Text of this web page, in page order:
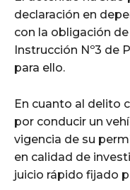
declaración en
con la obligación
Instrucción Nº3 de
para ello.
En cuanto al delito
por conducir un
vigencia de su
en calidad de
juicio rápido fijado